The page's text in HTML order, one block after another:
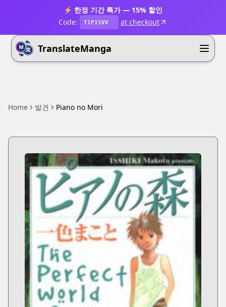
⚡ 한정 기간 특가 — 15% 할인
Code:
T1P15VV at checkout
TranslateManga
Home 발견 Piano no Mori